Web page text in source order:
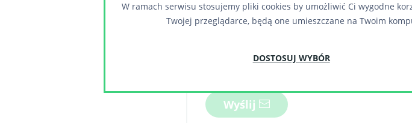
osobowych, zgodnie z treścią ustawy o ochronie
osobowych.
Wyślij
W ramach serwisu stosujemy pliki cookies by umożliwić Ci wygodne
Twojej przeglądarce, będą one umieszczane na Twoim
DOSTOSUJ WYBÓR